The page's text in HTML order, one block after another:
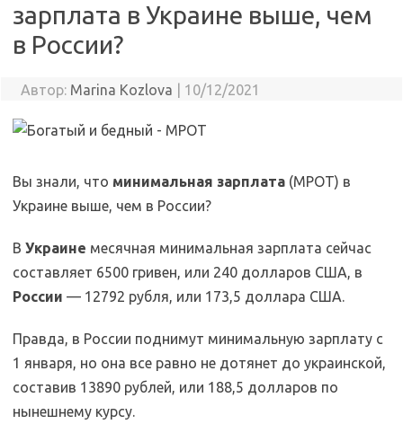
зарплата в Украине выше, чем
в России?
Автор: Marina Kozlova 10/12/2021
Вы знали, что минимальная зарплата (МРОТ) в
Украине выше, чем в России?
В Украине месячная минимальная зарплата сейчас
составляет 6500 гривен, или 240 долларов США, в
России — 12792 рубля, или 173,5 доллара США.
Правда, в России поднимут минимальную зарплату с
1 января, но она все равно не дотянет до украинской,
составив 13890 рублей, или 188,5 долларов по
нынешнему курсу.